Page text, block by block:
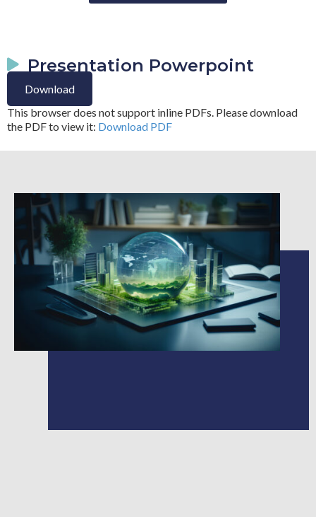
Presentation Powerpoint
Download
This browser does not support inline PDFs. Please download
the PDF to view it: Download PDF